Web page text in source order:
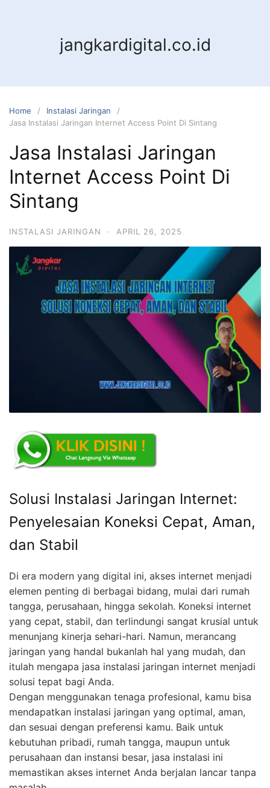
jangkardigital.co.id
Home
Instalasi Jaringan
Jasa Instalasi Jaringan Internet Access Point Di Sintang
Jasa Instalasi Jaringan
Internet Access Point Di
Sintang
INSTALASI JARINGAN · APRIL 26, 2025
Solusi Instalasi Jaringan Internet:
Penyelesaian Koneksi Cepat, Aman,
dan Stabil
Di era modern yang digital ini, akses internet menjadi
elemen penting di berbagai bidang, mulai dari rumah
tangga, perusahaan, hingga sekolah. Koneksi internet
yang cepat, stabil, dan terlindungi sangat krusial untuk
menunjang kinerja sehari-hari. Namun, merancang
jaringan yang handal bukanlah hal yang mudah, dan
itulah mengapa jasa instalasi jaringan internet menjadi
solusi tepat bagi Anda.
Dengan menggunakan tenaga profesional, kamu bisa
mendapatkan instalasi jaringan yang optimal, aman,
dan sesuai dengan preferensi kamu. Baik untuk
kebutuhan pribadi, rumah tangga, maupun untuk
perusahaan dan instansi besar, jasa instalasi ini
memastikan akses internet Anda berjalan lancar tanpa